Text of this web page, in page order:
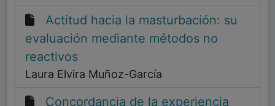
Actitud hacia la masturbación: su
evaluación mediante métodos no
reactivos
Laura Elvira Muñoz-García
Concordancia de la experiencia